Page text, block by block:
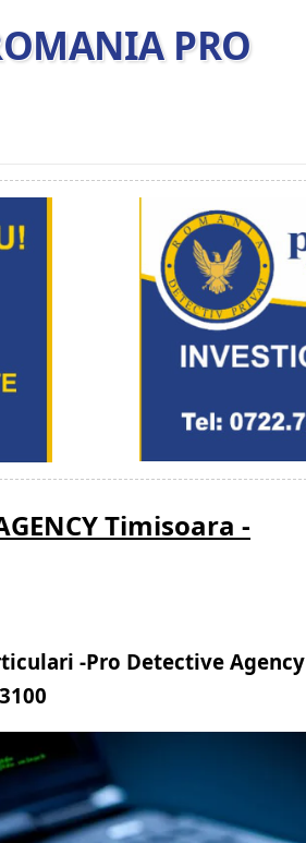
PRO
Timisoara -
-Pro Detective Agency